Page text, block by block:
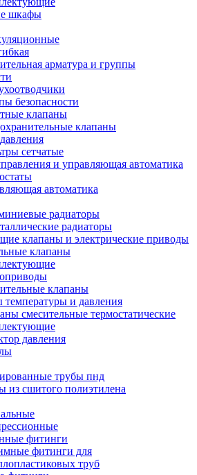
шкафы
арматура и группы
безопасности
клапаны
клапаны
сетчатые
и управляющая автоматика
автоматика
радиаторы
радиаторы
клапаны и электрические приводы
клапаны
клапаны
температуры и давления
смесительные термостатические
давления
трубы пнд
из сшитого полиэтилена
фитинги
фитинги для
труб